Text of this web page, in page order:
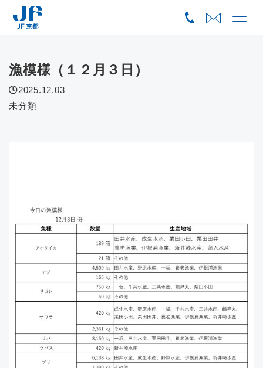
漁模様（１２月３日）
2025.12.03
未分類